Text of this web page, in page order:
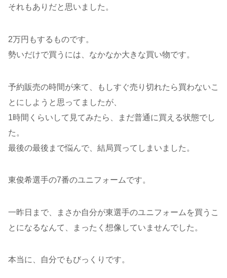
それもありだと思いました。
2万円もするものです。
勢いだけで買うには、なかなか大きな買い物です。
予約販売の時間が来て、もしすぐ売り切れたら買わないこ
とにしようと思ってましたが、
1時間くらいして見てみたら、まだ普通に買える状態でし
た。
最後の最後まで悩んで、結局買ってしまいました。
東俊希選手の7番のユニフォームです。
一昨日まで、まさか自分が東選手のユニフォームを買うこ
とになるなんて、まったく想像していませんでした。
本当に、自分でもびっくりです。